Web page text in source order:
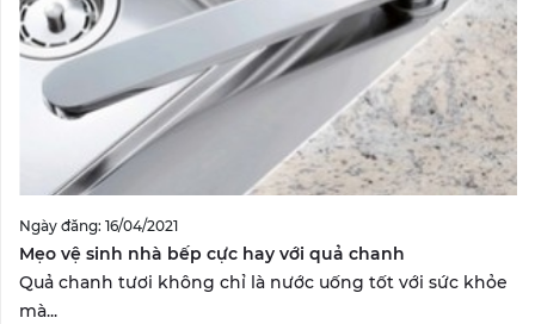
Ngày đăng: 16/04/2021
Mẹo vệ sinh nhà bếp cực hay với quả chanh
Quả chanh tươi không chỉ là nước uống tốt với sức khỏe
mà...